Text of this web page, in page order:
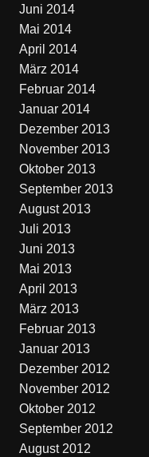
Juni 2014
Mai 2014
April 2014
März 2014
Februar 2014
Januar 2014
Dezember 2013
November 2013
Oktober 2013
September 2013
August 2013
Juli 2013
Juni 2013
Mai 2013
April 2013
März 2013
Februar 2013
Januar 2013
Dezember 2012
November 2012
Oktober 2012
September 2012
August 2012